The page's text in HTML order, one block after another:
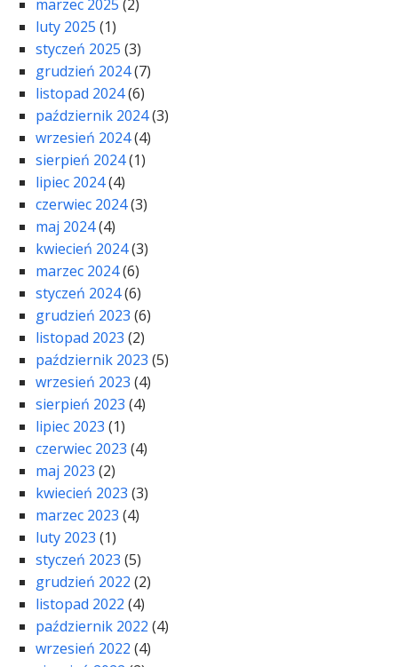
marzec 2025 (2)
luty 2025 (1)
styczeń 2025 (3)
grudzień 2024(7)
listopad 2024(6)
październik 2024(3)
wrzesień 2024(4)
sierpień 2024(1)
lipiec 2024(4)
czerwiec 2024(3)
maj 2024(4)
kwiecień 2024(3)
marzec 2024(6)
styczeń 2024(6)
grudzień 2023 (6)
listopad 2023 (2)
październik 2023 (5)
wrzesień 2023 (4)
sierpień 2023 (4)
lipiec 2023 (1)
czerwiec 2023 (4)
maj 2023 (2)
kwiecień 2023 (3)
marzec 2023 (4)
luty 2023 (1)
styczeń 2023 (5)
grudzień 2022 (2)
listopad 2022 (4)
październik 2022 (4)
wrzesień 2022 (4)